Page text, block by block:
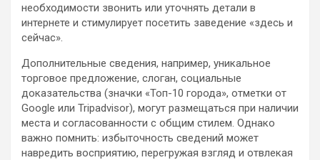
необходимости звонить или уточнять детали в
интернете и стимулирует посетить заведение «здесь и
сейчас».
Дополнительные сведения, например, уникальное
торговое предложение, слоган, социальные
доказательства (значки «Топ-10 города», отметки от
Google или Tripadvisor), могут размещаться при наличии
места и согласованности с общим стилем. Однако
важно помнить: избыточность сведений может
навредить восприятию, перегружая взгляд и отвлекая